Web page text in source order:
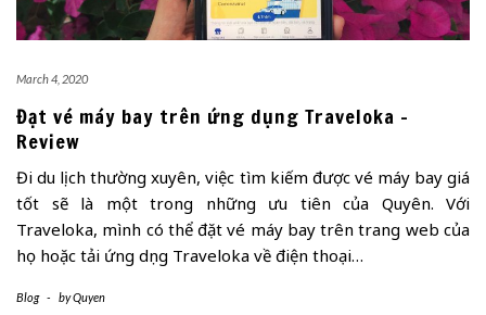
March 4, 2020
Đặt vé máy bay trên ứng dụng Traveloka –
Review
Đi du lịch thường xuyên, việc tìm kiếm được vé máy bay giá
tốt sẽ là một trong những ưu tiên của Quyên. Với
Traveloka, mình có thể đặt vé máy bay trên trang web của
họ hoặc tải ứng dụng Traveloka về điện thoại…
Blog - byQuyen